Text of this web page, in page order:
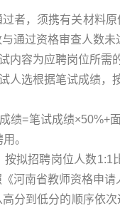
过者，须携有关材料
通过资格审查人数
内容为应聘岗位所需
人选根据笔试成绩
绩=笔试成绩
。
按拟招聘岗位人数
河南省教师资格申
分到低分的顺序依